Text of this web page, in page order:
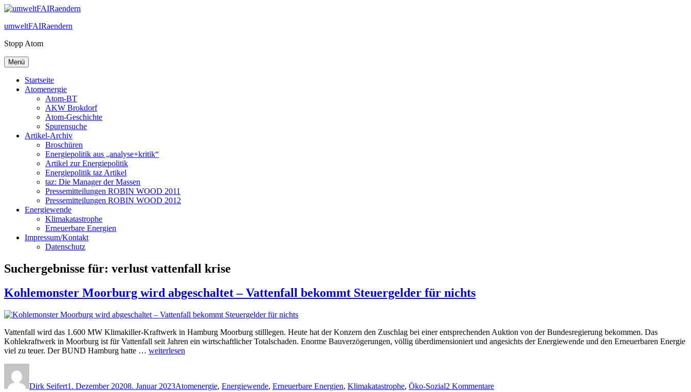
Zum
springen
umweltFAIRaendern
Stopp Atom
Menü
Startseite
Atomenergie
Atom-BT
AKW Brokdorf
Atom-Geschichte
Spurensuche
Artikel-Archiv
Broschüren
Energiepolitik aus „analyse+kritik“
Artikel zur Energiepolitik
Energiepolitik taz Artikel
taz: Die Manager der Massen
Pressemitteilungen ROBIN WOOD 2011
Pressemitteilungen ROBIN WOOD 2012
Energiewende
Klimakatastrophe
Erneuerbare Energien
Impressum/Kontakt
Datenschutz
Suchergebnisse für: verlust vattenfall krise
Kohlemonster Moorburg wird abgeschaltet – Vattenfall bekommt Steuergelder für nichts
Vattenfall wird das 1.600 MW Klimakiller-Kraftwerk in Hamburg Moorburg stilllegen. Heute hat der Konzern den Zuschlag bei einer entsprechenden Auktion von der Bundesregierung bekommen. Das
Kohlekraftwerk in Moorburg ist für Vattenfall seit Jahren ein wirtschaftlicher Totalschaden. Enorme Bauverzögerungen, völlig überdimensioniert und angesichts der Energiewende und den Erneuerbaren Energie
viel zu teuer. Der BUND Hamburg hatte … „Kohlemonster
–
weiterlesen
Dirk Seifert1. Dezember 20208. Januar 2023Atomenergie, Energiewende, Erneuerbare Energien, Klimakatastrophe, Öko-Sozial2 KommentareMoorburg